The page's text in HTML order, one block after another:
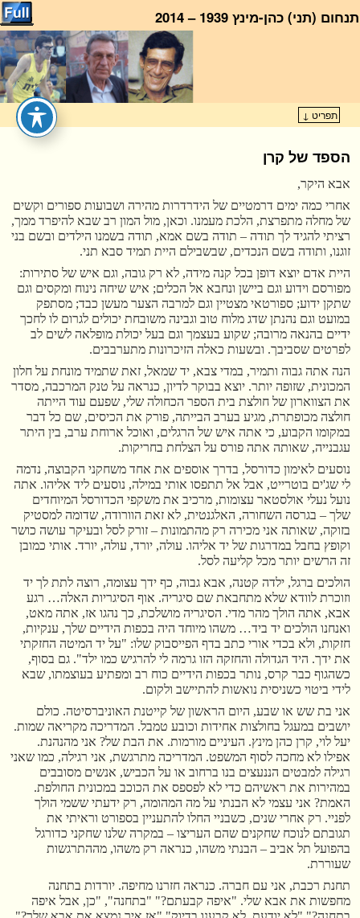
תנחום (תני) כהן-מינץ 1939 – 2014
ראשי תפריט ↓
הספד של קרן
אבא היקר,
אחרי כמה ימים דרמטיים של הידרדרות מהירה ושבועות ספורים וקשים
של מחלה מתפרצת, הלכת מעמנו. וכאן, מול המון רב שבא להיפרד ממך,
רציתי להגיד לך תודה – תודה בשם אמא, תודה בשמנו הילדים ובשם בני
זוגנו, ותודה בשם הנכדים, שבשבילם היית תמיד סבא תני.
היית אדם יוצא דופן בכל קנה מידה, לא רק גובה, וגם איש של סתירות:
מפורסם וידוע וגם ביישן ונחבא אל הכלים; איש שיחה נינוח ומקסים וגם
שתקן ידוע; ספורטאי מצטיין וגם למרבה הצער מעשן כבד; מסתפק
במועט וגם נהנתן שדג מלוח טוב וגבינה משובחת יכולים לגרום לו לחכך
ידיים בהנאה מרובה; שקוע בעצמך וגם בעל יכולת מופלאה לשים לב
לפרטים שסביבך. ובשעות כאלה הזיכרונות מתערבבים.
הנה אתה גבוה ותמיר, במדי צבא, יד שמאל, זאת שתמיד מונחת על חלון
המכונית, שזופה יותר. יוצא בבוקר לדיון, כנראה על טנק המרכבה, מסדר
את הצווארון של חולצת בית הספר הכחולה שלי, שפעם עוד הייתה
חולצה מכופתרת, מגיע בערב הבייתה, פורק את הכיסים, שם כל דבר
במקומו הקבוע, כי אתה איש של הרגלים, ואוכל ארוחת ערב, בין היתר
עגבנייה, שאותה אתה פורס על הצלחת בחריקות.
נוסעים לאימון כדורסל, בדרך אוספים את אחד משחקני הקבוצה, נדמה
לי שג'ים בוטרייט, אבל אל תתפסו אותי במילה, נוסעים ליד אליהו. אתה
נועל נעלי אולסטאר עצומות, מרכיב את משקפי הכדורסל המיוחדים
שלך – בגרסה השחורה, האלגנטית, לא זאת הוורודה, שדומה למסטיק
בזוקה, שאותה אני מכירה רק מהתמונות – זורק לסל ובעיקר עושה כושר
וקופץ בחבל במדרגות של יד אליהו. עולה, יורד, עולה, יורד. אותי כמובן
זה הרשים יותר מכל קליעה לסל.
הולכים ברגל, ילדה קטנה, אבא גבוה, כף ידך עצומה, רוצה לתת לך יד
וזוכרת לוודא שלא מתחבאת שם סיגריה. אוף הסיגריות האלה… רגע
אבא, אתה הולך מהר מדי. הסיגריה מושלכת, כך נהגו אז, אתה מאט,
ואנחנו הולכים יד ביד… משהו מיוחד היה בכפות הידיים שלך, ענקיות,
חזקות, ולא בכדי אורי כתב בדף הפייסבוק שלו: "על יד המיטה החזקתי
את ידך. היד הגדולה והחזקה הזו גרמה לי להרגיש כמו ילד". גם בסוף,
כשהגוף כבר קרס, נותר בכפות הידיים כוח רב ומפתיע בעוצמתו, שבא
לידי ביטוי כשניסית נואשות להתיישב ולקום.
אני בת שש או שבע, היום הראשון של קייטנת האוניברסיטה. כולם
יושבים במעגל בחולצות אחידות וכובע טמבל. המדריכה מקריאה שמות.
יעל לוי, קרן כהן מינץ. העיניים מורמות. את הבת של? אני מהנהנת.
אפילו לא מחכה לסוף המשפט. המדריכה מתרגשת, אני רגילה, כמו שאני
רגילה למבטים הננעצים בנו ברחוב או על הכביש, אנשים מסובבים
במהירות את ראשיהם כדי לא לפספס את הכוכב במכונית החולפת.
האמת? אני עצמי לא הבנתי על מה המהומה, רק ידעתי ששמי הולך
לפניי. רק אחרי שנים, כשבניי החלו להתעניין בספורט וראיתי את
תגובתם לנוכח שחקנים שהם העריצו – במקרה שלנו שחקני כדורגל
בהפועל תל אביב – הבנתי משהו, כנראה רק משהו, מההתרגשות
שעוררת.
תחנת רכבת, אני עם חברה. כנראה חזרנו מחיפה. יורדות בתחנה
מחפשות את אבא שלי. "איפה קבעתם?" "בתחנה", "כן, אבל איפה